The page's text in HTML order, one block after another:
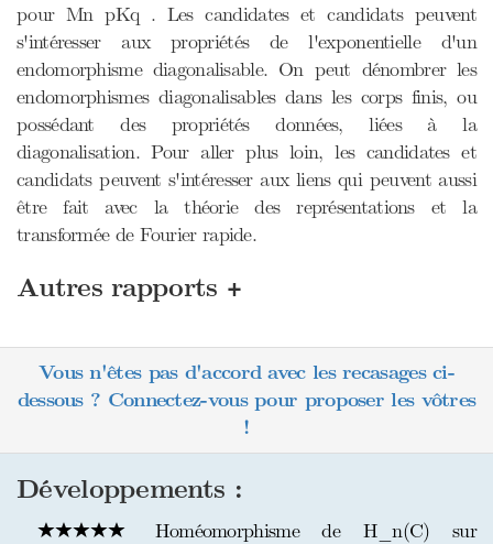
pour Mn pKq . Les candidates et candidats peuvent
s'intéresser aux propriétés de l'exponentielle d'un
endomorphisme diagonalisable. On peut dénombrer les
endomorphismes diagonalisables dans les corps finis, ou
possédant des propriétés données, liées à la
diagonalisation. Pour aller plus loin, les candidates et
candidats peuvent s'intéresser aux liens qui peuvent aussi
être fait avec la théorie des représentations et la
transformée de Fourier rapide.
Autres rapports +
Vous n'êtes pas d'accord avec les recasages ci-
dessous ? Connectez-vous pour proposer les vôtres
!
Développements :
Homéomorphisme de H_n(C) sur